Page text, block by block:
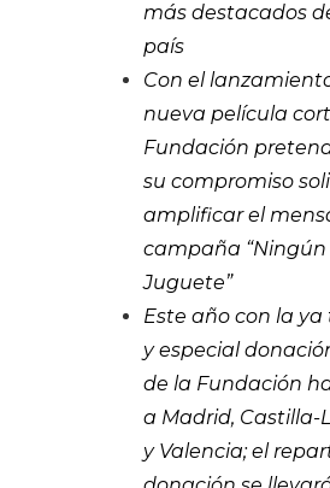
más destacados
país
Con el
nueva película
Fundación
su compromiso
amplificar el
campaña “Ningún
Juguete”
Este año con la
y especial
de la Fundación
a Madrid, Castilla-
y Valencia; el